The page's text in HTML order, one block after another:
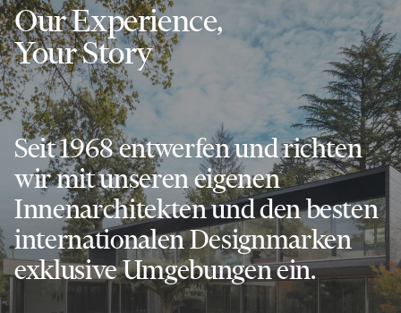
Our Experience,
Your Story
Seit 1968 entwerfen und richten
wir mit unseren eigenen
Innenarchitekten und den besten
internationalen Designmarken
exklusive Umgebungen ein.